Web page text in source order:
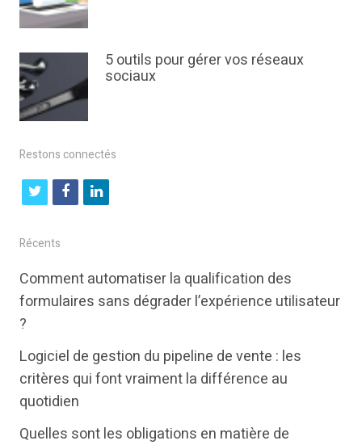
5 outils pour gérer vos réseaux
sociaux
Restons connectés
t
i
t
r
f
b
k
l
k
e
n
Récents
Comment automatiser la qualification des
formulaires sans dégrader l’expérience utilisateur
?
Logiciel de gestion du pipeline de vente : les
critères qui font vraiment la différence au
quotidien
Quelles sont les obligations en matière de